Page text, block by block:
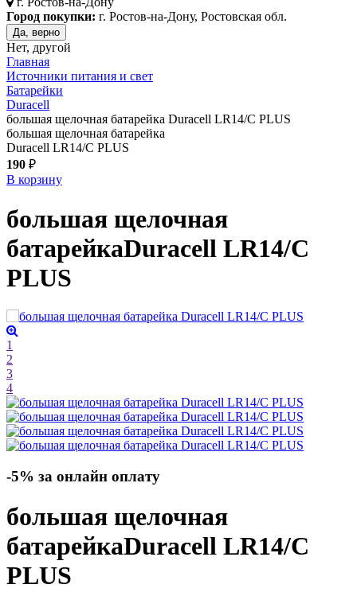
Город покупки: г. Ростов-на-Дону, Ростовская обл.
Да, верно
Нет, другой
Главная
Источники питания и свет
Батарейки
Duracell
большая щелочная батарейка Duracell LR14/C PLUS
большая щелочная батарейка
Duracell LR14/C PLUS
190 ₽
В корзину
большая щелочная
батарейкаDuracell LR14/C
PLUS
1
2
3
4
-5% за онлайн оплату
большая щелочная
батарейкаDuracell LR14/C
PLUS